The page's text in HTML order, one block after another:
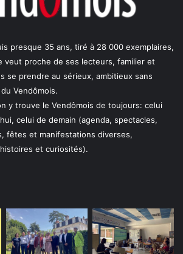
presque 35 ans, tiré à 28 000 exemplaires,
veut proche de ses lecteurs, familier et
se prendre au sérieux, ambitieux sans
Vendômois.
y trouve le Vendômois de toujours: celui
celui de demain (agenda, spectacles,
fêtes et manifestations diverses,
et curiosités).